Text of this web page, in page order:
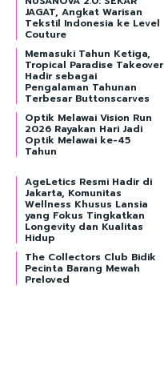
JAGAT, Angkat Warisan
Tekstil Indonesia ke Level
Couture
Memasuki Tahun Ketiga,
Tropical Paradise Takeover
Hadir sebagai
Pengalaman Tahunan
Terbesar Buttonscarves
Optik Melawai Vision Run
2026 Rayakan Hari Jadi
Optik Melawai ke-45
Tahun
AgeLetics Resmi Hadir di
Jakarta, Komunitas
Wellness Khusus Lansia
yang Fokus Tingkatkan
Longevity dan Kualitas
Hidup
The Collectors Club Bidik
Pecinta Barang Mewah
Preloved